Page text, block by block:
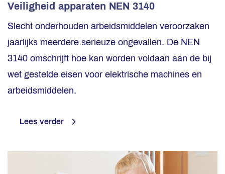
Veiligheid apparaten NEN 3140
Slecht onderhouden arbeidsmiddelen veroorzaken
jaarlijks meerdere serieuze ongevallen. De NEN
3140 omschrijft hoe kan worden voldaan aan de bij
wet gestelde eisen voor elektrische machines en
arbeidsmiddelen.
Lees verder